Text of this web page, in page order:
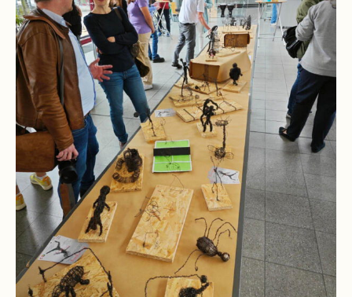
Pause
Schulsanitätsdienst
Unterricht
Vertretungsplan
Stundenraster
Realschulbildungsgang
Stufe